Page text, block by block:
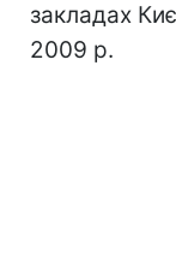
закладах
2009 р.